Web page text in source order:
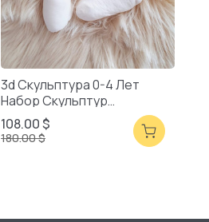
3d Скульптура 0-4 Лет
Набор Скульптур
Смешанная Упаковка
108.00 $
180.00 $